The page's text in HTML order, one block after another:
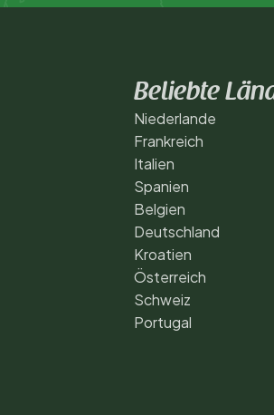
Beliebte
Niederlande
Frankreich
Italien
Spanien
Belgien
Deutschland
Kroatien
Österreich
Schweiz
Portugal